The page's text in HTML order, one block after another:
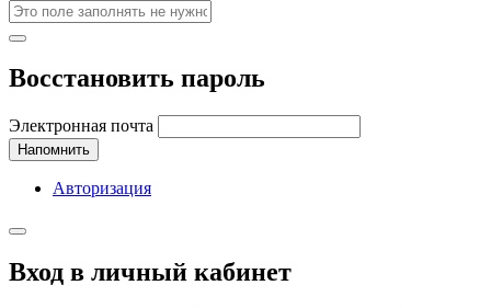
Восстановить пароль
Электронная почта
Напомнить
Авторизация
Вход в личный кабинет